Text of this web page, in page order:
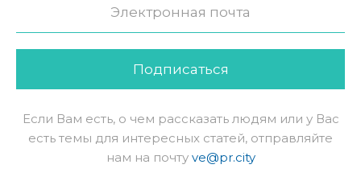
Подписаться
Если Вам есть, о чем рассказать людям или у Вас
есть темы для интересных статей, отправляйте
нам на почту ve@pr.city